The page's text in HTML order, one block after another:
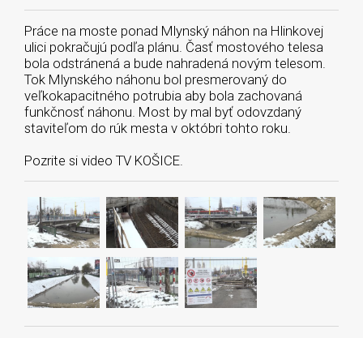
Práce na moste ponad Mlynský náhon na Hlinkovej
ulici pokračujú podľa plánu. Časť mostového telesa
bola odstránená a bude nahradená novým telesom.
Tok Mlynského náhonu bol presmerovaný do
veľkokapacitného potrubia aby bola zachovaná
funkčnosť náhonu. Most by mal byť odovzdaný
staviteľom do rúk mesta v októbri tohto roku.
Pozrite si video TV KOŠICE.